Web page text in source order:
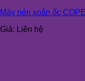
Máy nén xoắn ốc
Giá: Liên hệ